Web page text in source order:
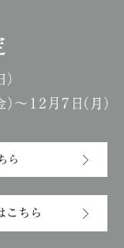
ら
こちら